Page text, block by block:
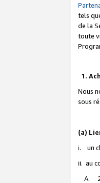
tels
de la
toute
1.
Nous
sous
(a)
i. un
ii. au
A. 24